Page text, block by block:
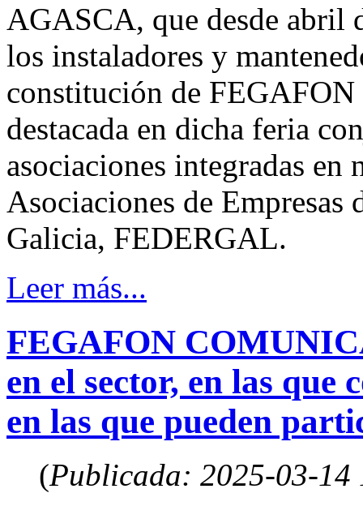
AGASCA, que desde abril
los instaladores y
constitución de
destacada en dicha feria
asociaciones integradas en
Asociaciones de
Galicia, FEDERGAL.
Leer más...
FEGAFON
en el sector, en las que
en las que pueden
(Publicada: 2025-03-14